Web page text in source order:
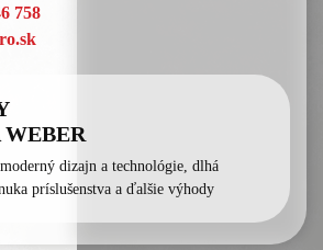
758
WEBER
dizajn a technológie, dlhá
príslušenstva a ďalšie výhody